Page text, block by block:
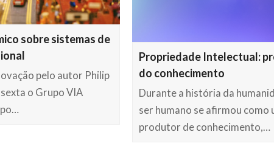
sobre sistemas de
pelo autor Philip
o Grupo VIA
Propriedade Intelectual:
do conhecimento
Durante a história da
ser humano se afirmou como
produtor de conhecimento,…